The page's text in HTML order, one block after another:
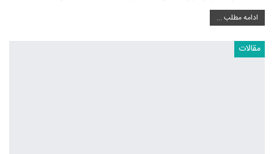
ادامه مطلب ...
مقالات